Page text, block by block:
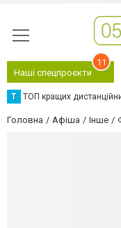
Наші спецпроєкти
11
Т ТОП кращих
Головна Афіша Інше